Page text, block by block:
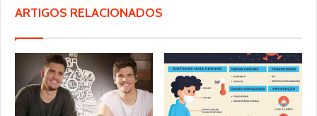
ARTIGOS RELACIONADOS